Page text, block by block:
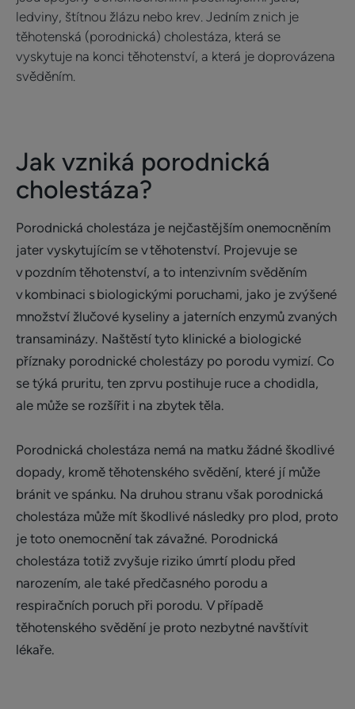
ledviny, štítnou žlázu nebo krev. Jedním z nich je
těhotenská (porodnická) cholestáza, která se
vyskytuje na konci těhotenství, a která je doprovázena
svěděním.
Jak vzniká porodnická
cholestáza?
Porodnická cholestáza je nejčastějším onemocněním
jater vyskytujícím se v těhotenství. Projevuje se
v pozdním těhotenství, a to intenzivním svěděním
v kombinaci s biologickými poruchami, jako je zvýšené
množství žlučové kyseliny a jaterních enzymů zvaných
transaminázy. Naštěstí tyto klinické a biologické
příznaky porodnické cholestázy po porodu vymizí. Co
se týká pruritu, ten zprvu postihuje ruce a chodidla,
ale může se rozšířit i na zbytek těla.
Porodnická cholestáza nemá na matku žádné škodlivé
dopady, kromě těhotenského svědění, které jí může
bránit ve spánku. Na druhou stranu však porodnická
cholestáza může mít škodlivé následky pro plod, proto
je toto onemocnění tak závažné. Porodnická
cholestáza totiž zvyšuje riziko úmrtí plodu před
narozením, ale také předčasného porodu a
respiračních poruch při porodu. V případě
těhotenského svědění je proto nezbytné navštívit
lékaře.